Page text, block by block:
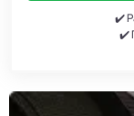
3
✔️
✔️